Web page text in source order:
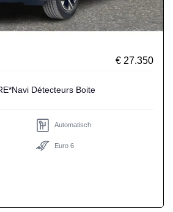
€ 27.350
Automatisch
Euro 6